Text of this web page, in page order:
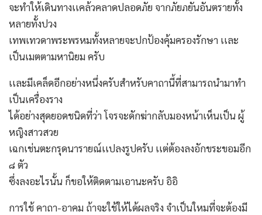
จะทำให้เดินทางเเคล้วคลาดปลอดภัย จากภัยภยันอันตรายทั้ง
หลายทั้งปวง
เทพเทวดาพระพรหมทั้งหลายจะปกป้องคุ้มครองรักษา เเละ
เป็นเมตตามหานิยม ครับ
เเละมีเคล็ดอีกอย่างหนึ่งครับสำหรับคาถานี้ที่สามารถนำมาทำ
เป็นเครื่องราง
ได้อย่างสุดยอดชนิดที่ว่า โจรจะดักฆ่ากลับมองหน้าเห็นเป็น ผู้
หญิงสาวสวย
เฉกเช่นตะกรุดนารายณ์เเปลงรูปครับ เเต่ต้องลงอักขระขอมอีก
๘ ตัว
ซึ่งลงอะไรนั้น ก็ขอให้ติดตามเอานะครับ อิอิ
การใช้ คาถา-อาคม ถ้าจะใช้ให้ได้ผลจริง จำเป็นใหมที่จะต้องมี